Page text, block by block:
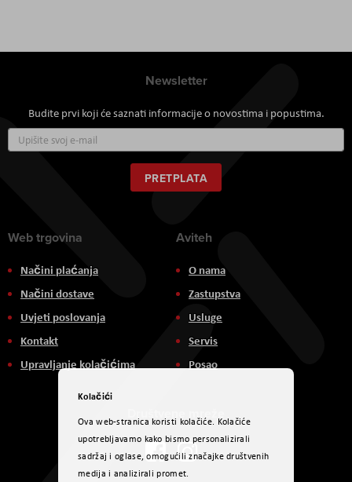
Newsletter
Budite prvi koji će saznati informacije o novostima i popustima.
se
za
naš
newsletter:
PRETPLATA
Web trgovina
Načini plaćanja
Načini dostave
Uvjeti poslovanja
Kontakt
Upravljanje kolačićima
Aviteh
O nama
Zastupstva
Usluge
Servis
Posao
Društvene mreže
Kolačići
Ova web-stranica koristi kolačiće. Kolačiće
upotrebljavamo kako bismo personalizirali
sadržaj i oglase, omogućili značajke društvenih
medija i analizirali promet.